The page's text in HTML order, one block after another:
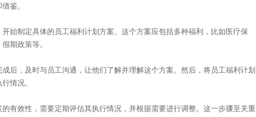
鉴。
始制定具体的员工福利计划方案。这个方案应包括多种福利，比如医疗保
期政策等。
后，及时与员工沟通，让他们了解并理解这个方案。然后，将员工福利计划
情况。
有效性，需要定期评估其执行情况，并根据需要进行调整。这一步骤至关重